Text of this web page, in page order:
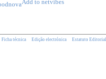
Ficha técnica Edição electrónica Estatuto Editorial